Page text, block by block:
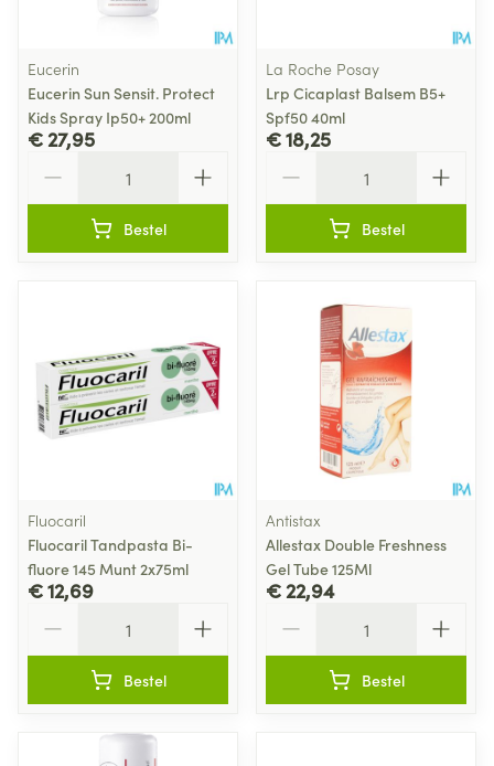
Eucerin
Eucerin Sun Sensit. Protect
Kids Spray Ip50+ 200ml
€ 27,95
Bestel
La Roche Posay
Lrp Cicaplast Balsem B5+
Spf50 40ml
€ 18,25
Bestel
Fluocaril
Fluocaril Tandpasta Bi-
fluore 145 Munt 2x75ml
€ 12,69
Bestel
Antistax
Allestax Double Freshness
Gel Tube 125Ml
€ 22,94
Bestel